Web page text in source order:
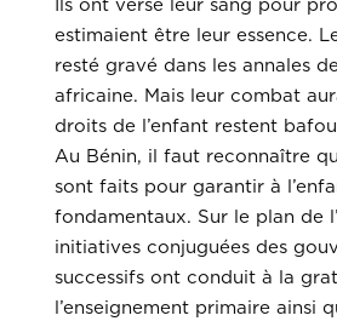
Ils ont versé leur sang pour
estimaient être leur essence.
resté gravé dans les annales
africaine. Mais leur combat
droits de l’enfant restent
Au Bénin, il faut reconnaître
sont faits pour garantir à
fondamentaux. Sur le plan de
initiatives conjuguées des
successifs ont conduit à la
l’enseignement primaire ainsi